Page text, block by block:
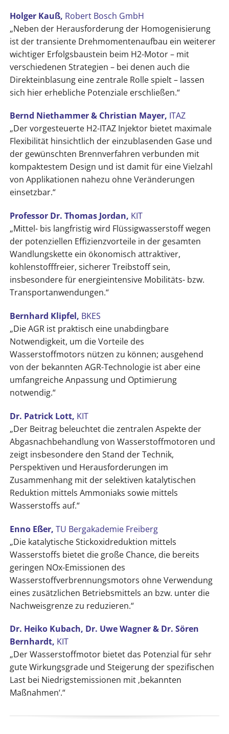
Holger Kauß, Robert Bosch GmbH
„Neben der Herausforderung der Homogenisierung
ist der transiente Drehmomentenaufbau ein weiterer
wichtiger Erfolgsbaustein beim H2-Motor – mit
verschiedenen Strategien – bei denen auch die
Direkteinblasung eine zentrale Rolle spielt – lassen
sich hier erhebliche Potenziale erschließen.“
Bernd Niethammer & Christian Mayer, ITAZ
„Der vorgesteuerte H2-ITAZ Injektor bietet maximale
Flexibilität hinsichtlich der einzublasenden Gase und
der gewünschten Brennverfahren verbunden mit
kompaktestem Design und ist damit für eine Vielzahl
von Applikationen nahezu ohne Veränderungen
einsetzbar.“
Professor Dr. Thomas Jordan, KIT
„Mittel- bis langfristig wird Flüssigwasserstoff wegen
der potenziellen Effizienzvorteile in der gesamten
Wandlungskette ein ökonomisch attraktiver,
kohlenstofffreier, sicherer Treibstoff sein,
insbesondere für energieintensive Mobilitäts- bzw.
Transportanwendungen.“
Bernhard Klipfel, BKES
„Die AGR ist praktisch eine unabdingbare
Notwendigkeit, um die Vorteile des
Wasserstoffmotors nützen zu können; ausgehend
von der bekannten AGR-Technologie ist aber eine
umfangreiche Anpassung und Optimierung
notwendig.“
Dr. Patrick Lott, KIT
„Der Beitrag beleuchtet die zentralen Aspekte der
Abgasnachbehandlung von Wasserstoffmotoren und
zeigt insbesondere den Stand der Technik,
Perspektiven und Herausforderungen im
Zusammenhang mit der selektiven katalytischen
Reduktion mittels Ammoniaks sowie mittels
Wasserstoffs auf.“
Enno Eßer, TU Bergakademie Freiberg
„Die katalytische Stickoxidreduktion mittels
Wasserstoffs bietet die große Chance, die bereits
geringen NOx-Emissionen des
Wasserstoffverbrennungsmotors ohne Verwendung
eines zusätzlichen Betriebsmittels an bzw. unter die
Nachweisgrenze zu reduzieren.“
Dr. Heiko Kubach, Dr. Uwe Wagner & Dr. Sören
Bernhardt, KIT
„Der Wasserstoffmotor bietet das Potenzial für sehr
gute Wirkungsgrade und Steigerung der spezifischen
Last bei Niedrigstemissionen mit ‚bekannten
Maßnahmen‘.“